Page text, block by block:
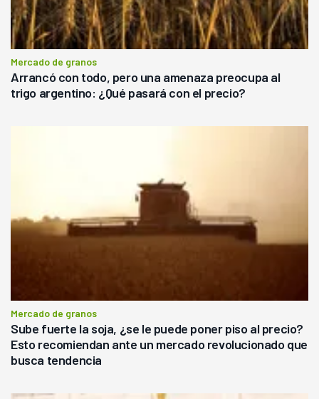
Mercado de granos
Arrancó con todo, pero una amenaza preocupa al
trigo argentino: ¿Qué pasará con el precio?
Mercado de granos
Sube fuerte la soja, ¿se le puede poner piso al precio?
Esto recomiendan ante un mercado revolucionado que
busca tendencia